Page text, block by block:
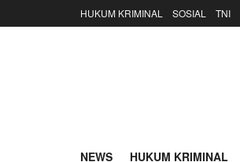
HUKUM KRIMINAL SOSIAL TNI
NEWS HUKUM KRIMINAL